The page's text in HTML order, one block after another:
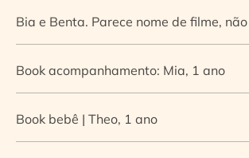
Bia e Benta. Parece nome de filme, não
Book acompanhamento: Mia, 1 ano
Book bebê | Theo, 1 ano